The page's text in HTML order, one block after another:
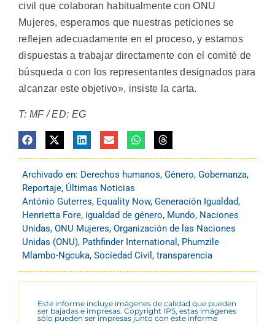
civil que colaboran habitualmente con ONU
Mujeres, esperamos que nuestras peticiones se
reflejen adecuadamente en el proceso, y estamos
dispuestas a trabajar directamente con el comité de
búsqueda o con los representantes designados para
alcanzar este objetivo», insiste la carta.
T: MF / ED: EG
Archivado en: Derechos humanos, Género, Gobernanza,
Reportaje, Últimas Noticias
António Guterres, Equality Now, Generación Igualdad,
Henrietta Fore, igualdad de género, Mundo, Naciones
Unidas, ONU Mujeres, Organización de las Naciones
Unidas (ONU), Pathfinder International , Phumzile
Mlambo-Ngcuka, Sociedad Civil , transparencia
Este informe incluye imágenes de calidad que pueden
ser bajadas e impresas. Copyright IPS, estas imágenes
sólo pueden ser impresas junto con este informe